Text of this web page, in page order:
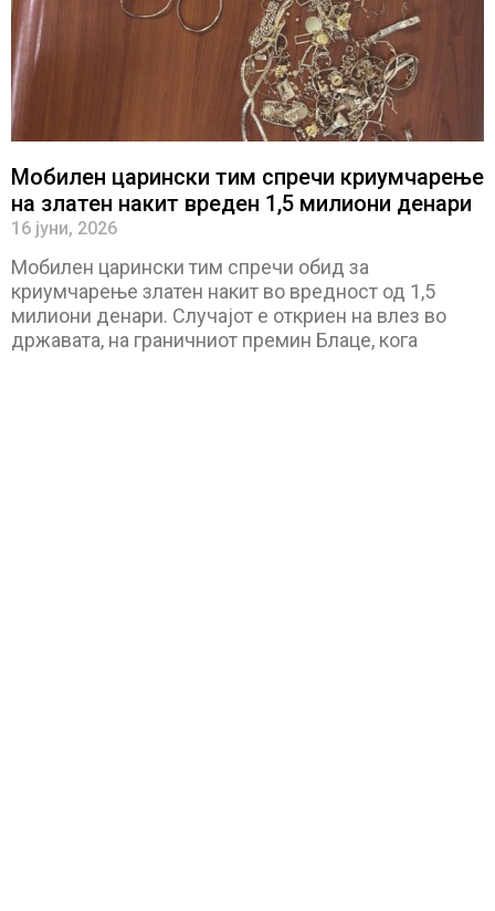
Мобилен царински тим спречи криумчарење
на златен накит вреден 1,5 милиони денари
16 јуни, 2026
Мобилен царински тим спречи обид за
криумчарење златен накит во вредност од 1,5
милиони денари. Случајот е откриен на влез во
државата, на граничниот премин Блаце, кога